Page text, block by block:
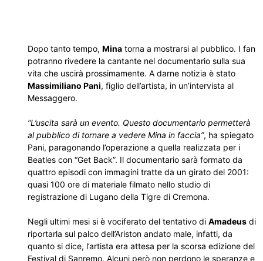
Dopo tanto tempo, Mina torna a mostrarsi al pubblico. I fan
potranno rivedere la cantante nel documentario sulla sua
vita che uscirà prossimamente. A darne notizia è stato
Massimiliano Pani, figlio dell’artista, in un’intervista al
Messaggero.
“L’uscita sarà un evento. Questo documentario permetterà
al pubblico di tornare a vedere Mina in faccia”, ha spiegato
Pani, paragonando l’operazione a quella realizzata per i
Beatles con “Get Back”. Il documentario sarà formato da
quattro episodi con immagini tratte da un girato del 2001:
quasi 100 ore di materiale filmato nello studio di
registrazione di Lugano della Tigre di Cremona.
Negli ultimi mesi si è vociferato del tentativo di Amadeus di
riportarla sul palco dell’Ariston andato male, infatti, da
quanto si dice, l’artista era attesa per la scorsa edizione del
Festival di Sanremo. Alcuni però non perdono le speranze e